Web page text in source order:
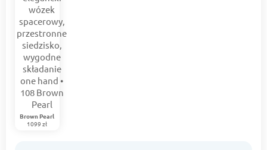
Brown Pearl
1099 zł